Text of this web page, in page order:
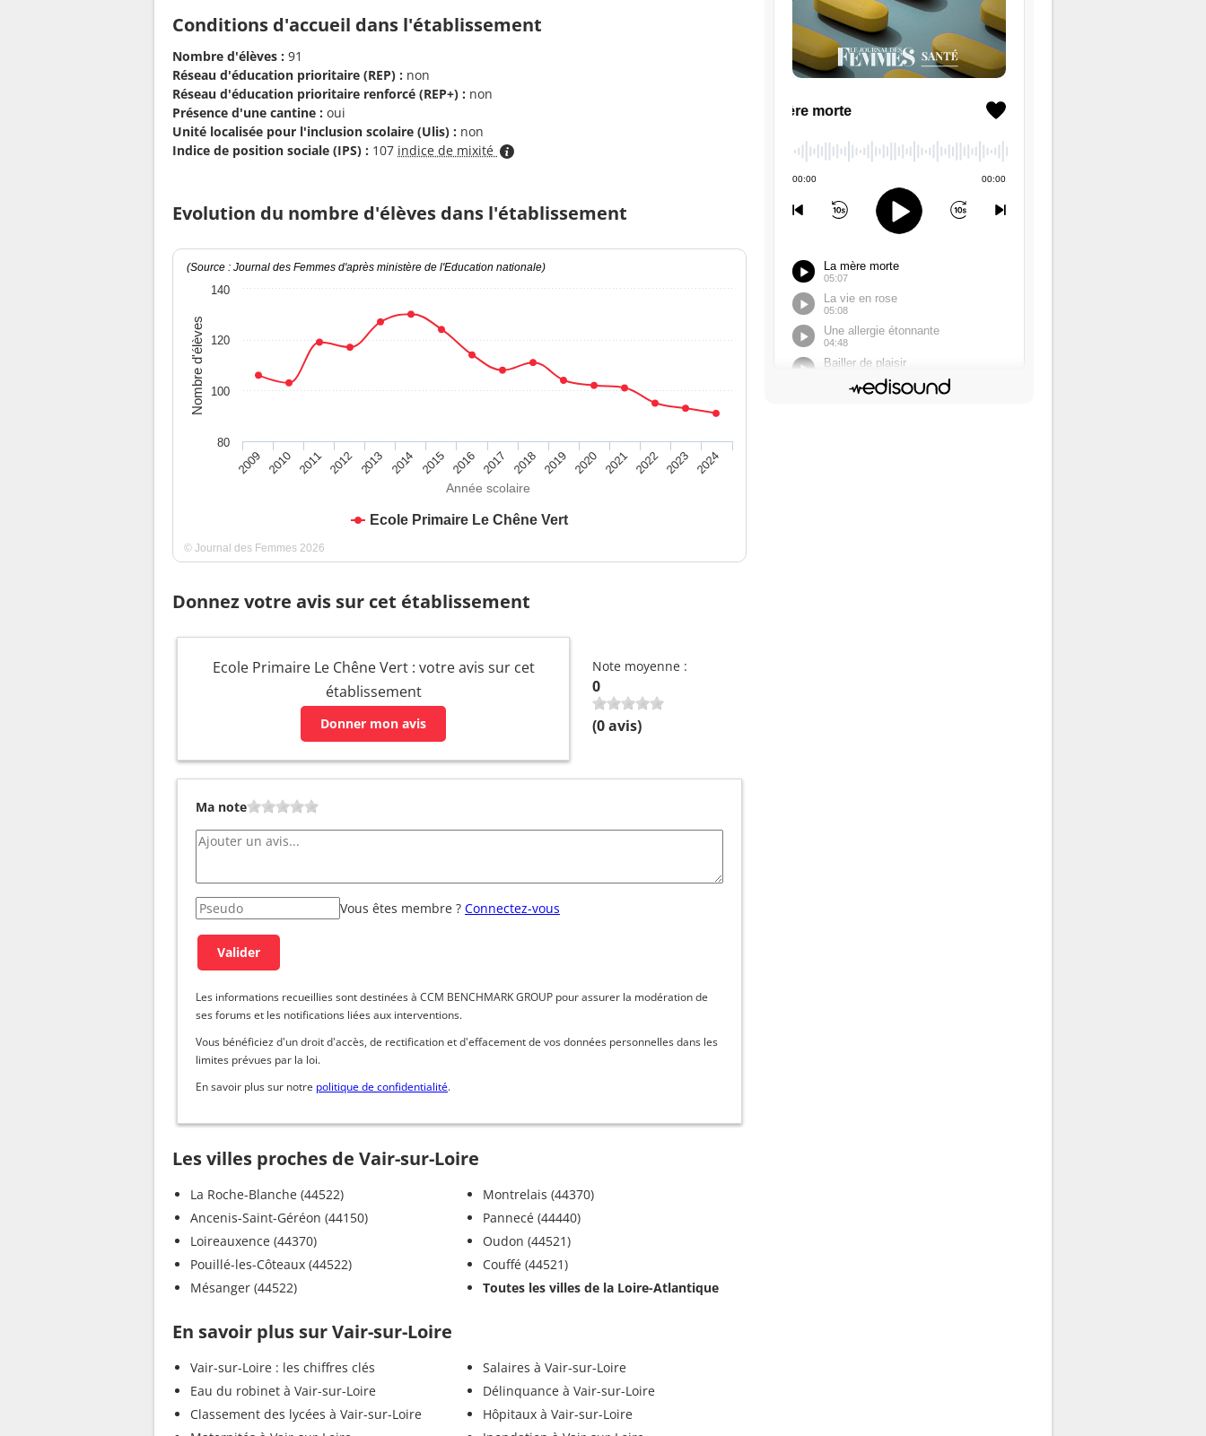
Conditions d'accueil dans l'établissement
Nombre d'élèves : 91
Réseau d'éducation prioritaire (REP) : non
Réseau d'éducation prioritaire renforcé (REP+) : non
Présence d'une cantine : oui
Unité localisée pour l'inclusion scolaire (Ulis) : non
Indice de position sociale (IPS) : 107 indice de mixité
Evolution du nombre d'élèves dans l'établissement
Année scolaire
Nombre d'élèves
(Source : Journal des Femmes d'après ministère de l'Education nationale)
Ecole Primaire Le Chêne Vert
2009 2010 2011 2012 2013 2014 2015 2016 2017 2018 2019 2020 2021 2022 2023 2024
80
100
120
140
© Journal des Femmes 2026
Donnez votre avis sur cet établissement
Ecole Primaire Le Chêne Vert : votre avis sur cet
établissement
Donner mon avis
Note moyenne :
0
(0avis)
Ma note
Vous êtes membre ? Connectez-vous
Les informations recueillies sont destinées à CCM BENCHMARK GROUP pour assurer la modération de
ses forums et les notifications liées aux interventions.
Vous bénéficiez d'un droit d'accès, de rectification et d'effacement de vos données personnelles dans les
limites prévues par la loi.
En savoir plus sur notre politique de confidentialité.
Les villes proches de Vair-sur-Loire
La Roche-Blanche (44522)
Ancenis-Saint-Géréon (44150)
Loireauxence (44370)
Pouillé-les-Côteaux (44522)
Mésanger (44522)
Montrelais (44370)
Pannecé (44440)
Oudon (44521)
Couffé (44521)
Toutes les villes de la Loire-Atlantique
En savoir plus sur Vair-sur-Loire
Vair-sur-Loire : les chiffres clés
Eau du robinet à Vair-sur-Loire
Classement des lycées à Vair-sur-Loire
Salaires à Vair-sur-Loire
Délinquance à Vair-sur-Loire
Hôpitaux à Vair-sur-Loire